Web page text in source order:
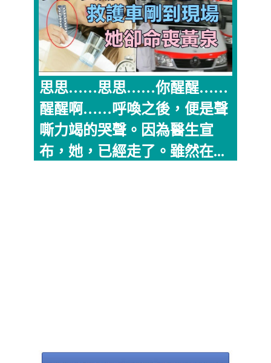
思思……思思……你醒醒……
醒醒啊……呼喚之後，便是聲
嘶力竭的哭聲。因為醫生宣
布，她，已經走了。雖然在...